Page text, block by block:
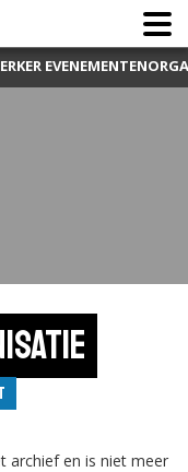
archief en is niet meer